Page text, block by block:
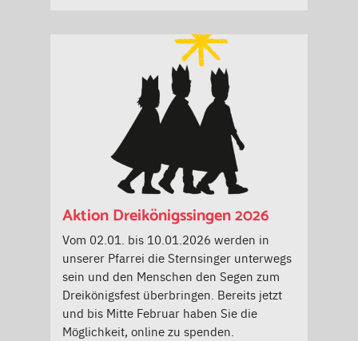
Aktion Dreikönigssingen 2026
Vom 02.01. bis 10.01.2026 werden in
unserer Pfarrei die Sternsinger unterwegs
sein und den Menschen den Segen zum
Dreikönigsfest überbringen. Bereits jetzt
und bis Mitte Februar haben Sie die
Möglichkeit, online zu spenden.